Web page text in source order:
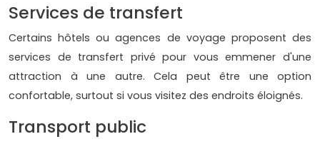
Services de transfert
Certains hôtels ou agences de voyage proposent des
services de transfert privé pour vous emmener d'une
attraction à une autre. Cela peut être une option
confortable, surtout si vous visitez des endroits éloignés.
Transport public